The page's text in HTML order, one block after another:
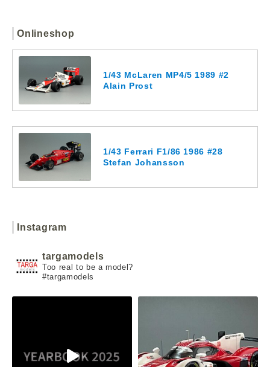
Onlineshop
1/43 McLaren MP4/5 1989 #2
Alain Prost
1/43 Ferrari F1/86 1986 #28
Stefan Johansson
Instagram
targamodels
Too real to be a model?
#targamodels